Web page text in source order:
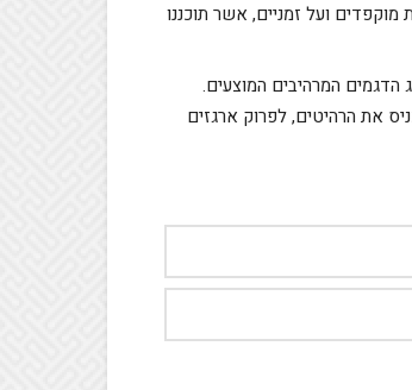
מוקפדים ועל זמניים, אשר תוכננו
הדגמים המרהיבים המוצעים.
את הרהיטים, לפרוק ארגזים